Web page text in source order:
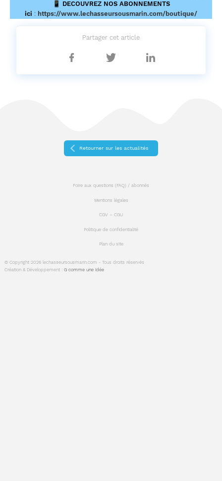
📱 DECOUVREZ NOS ABONNEMENTS
ici : https://www.lechasseursousmarin.com/boutique/
Partager cet article
Partager
Partager
Partager
sur
Retourner sur les actualités
© Copyright 2026 lechasseursousmarin.com - Tous droits réservés
Création & Développement :G comme une idée
Foire aux questions (FAQ) / abonnés
Mentions légales
CGV – CGU
Politique de confidentialité
Plan du site